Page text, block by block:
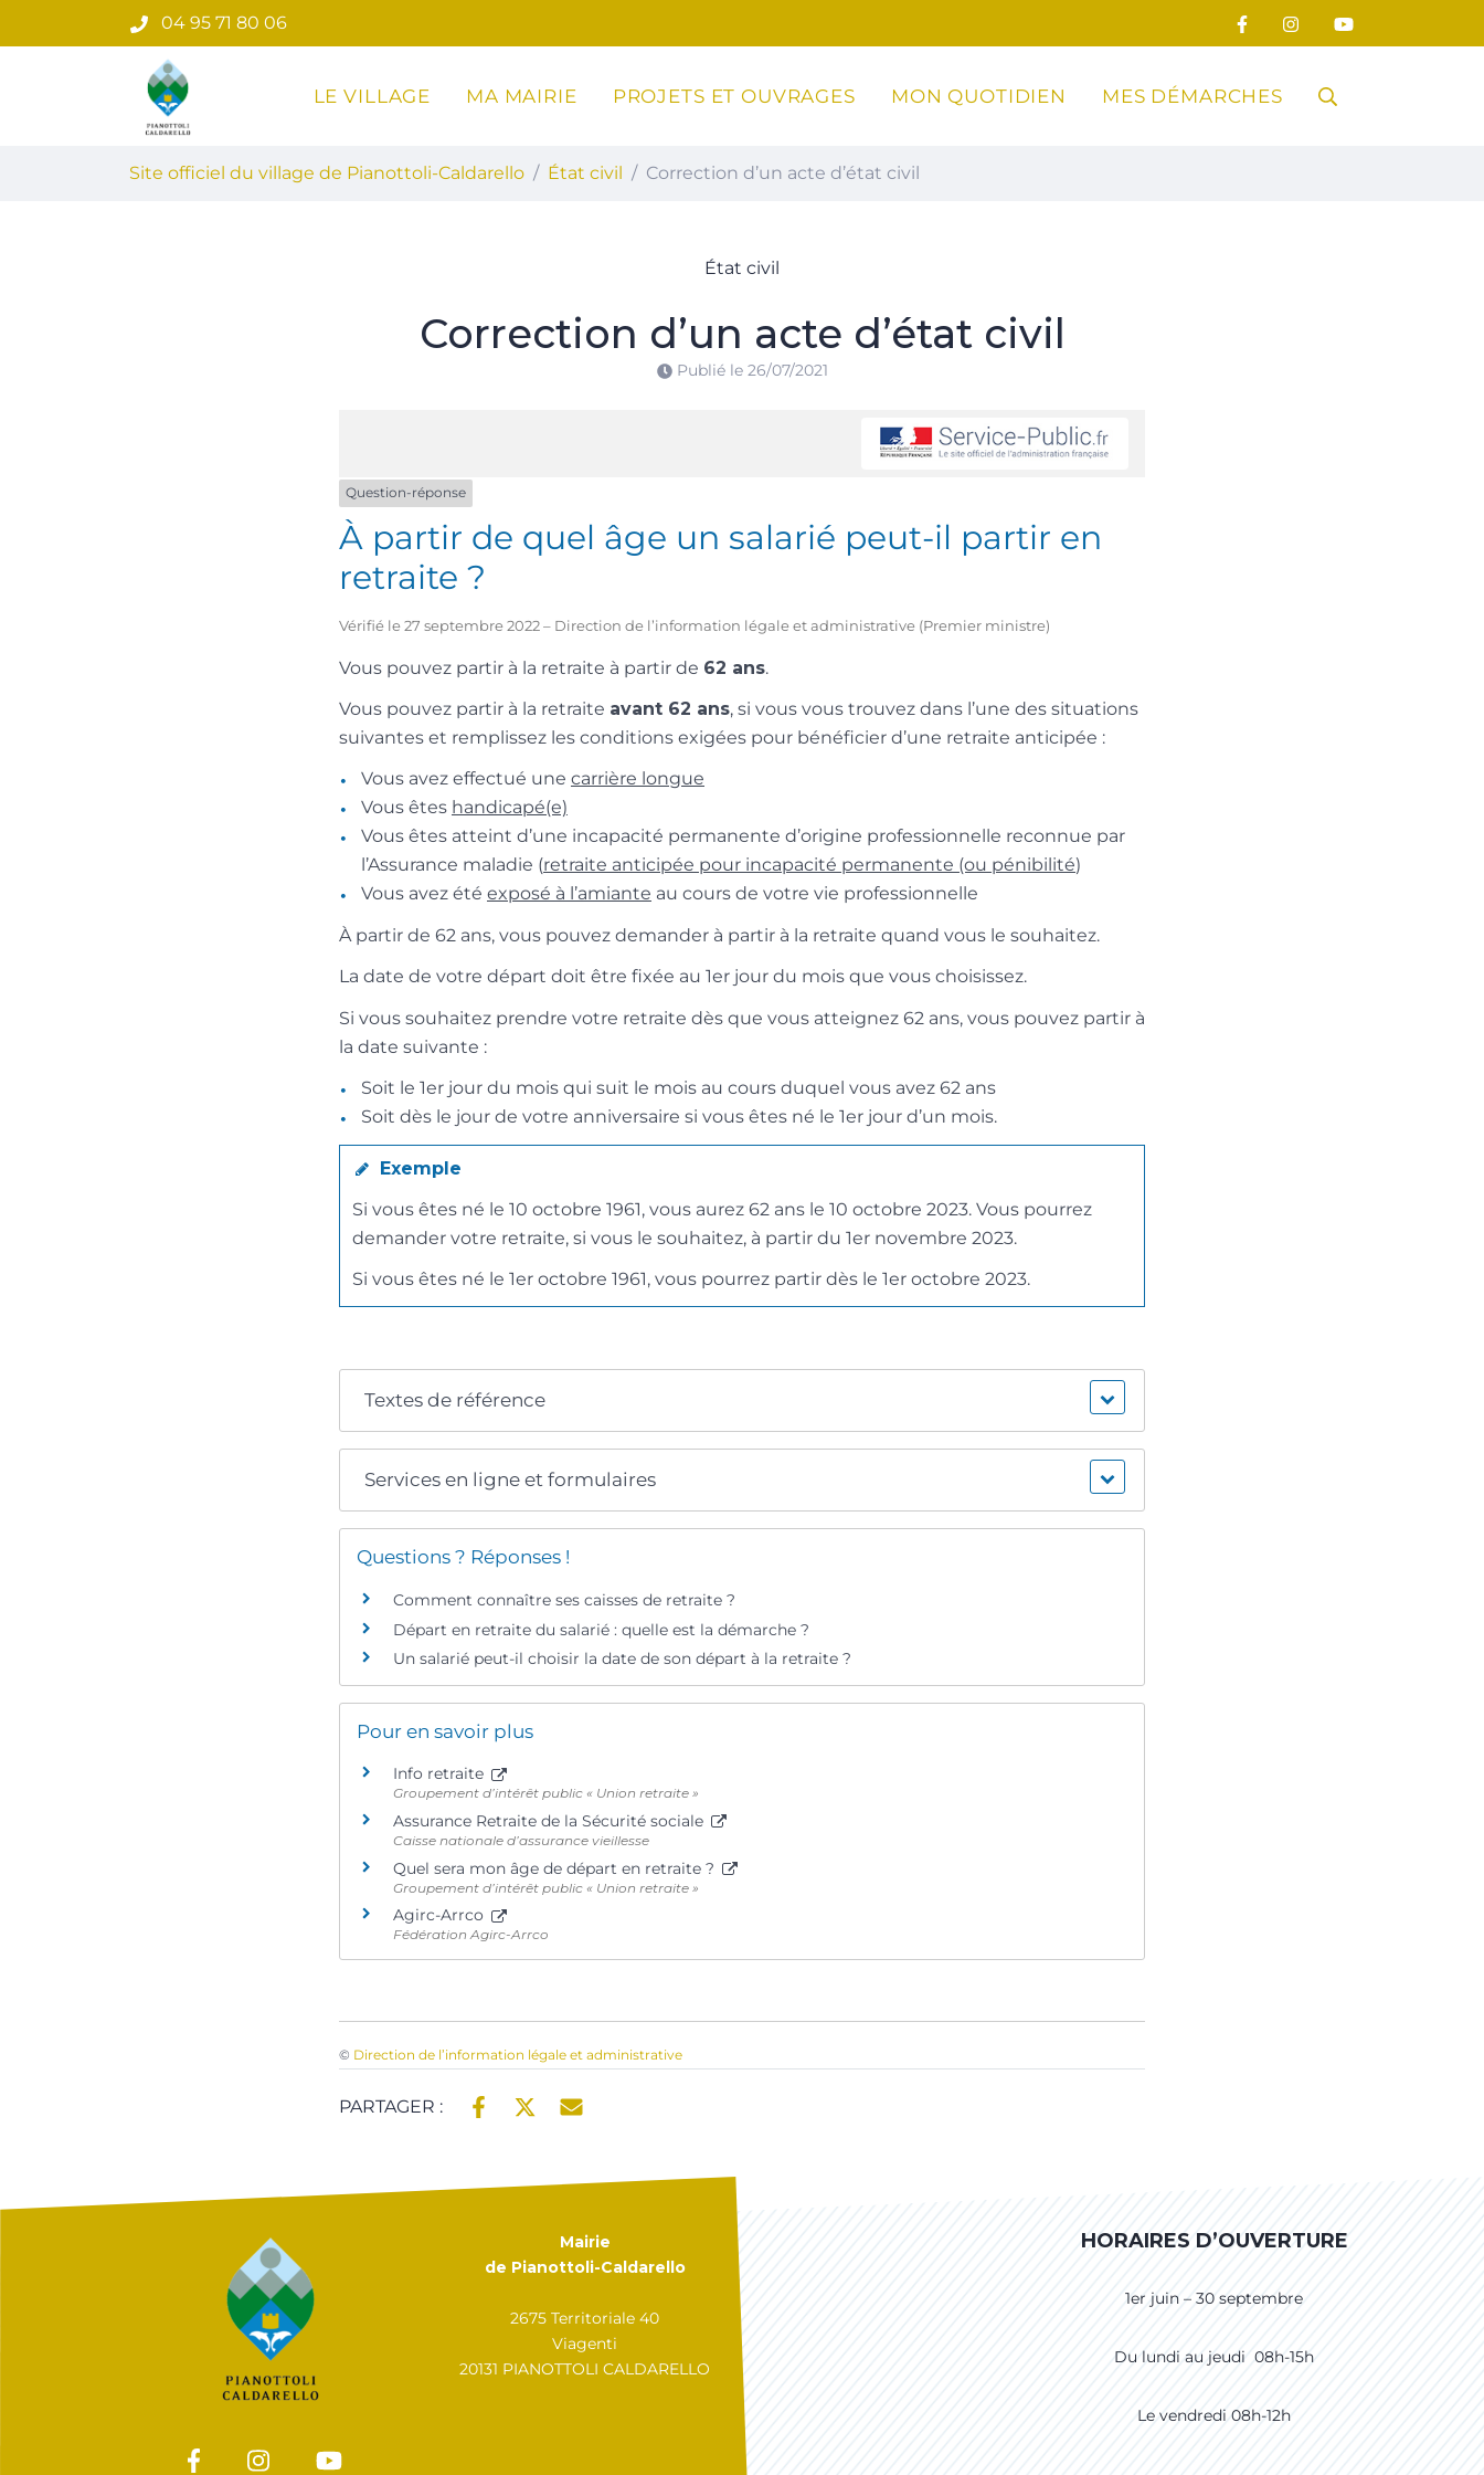
au
04 95 71 80 06
Site officiel du village de Pianottoli-Caldarello
LE VILLAGE MA MAIRIE PROJETS ET OUVRAGES MON QUOTIDIEN MES DÉMARCHES RECHERCHE
Site officiel du village de Pianottoli-Caldarello État civil Correction d’un acte d’état civil
État civil
Correction d’un acte d’état civil
Publié le 26/07/2021
Question-réponse
À partir de quel âge un salarié peut-il partir en
retraite ?
Vérifié le 27 septembre 2022 – Direction de l’information légale et administrative (Premier ministre)
Vous pouvez partir à la retraite à partir de 62 ans.
Vous pouvez partir à la retraite avant 62 ans, si vous vous trouvez dans l’une des situations
suivantes et remplissez les conditions exigées pour bénéficier d’une retraite anticipée :
Vous avez effectué une carrière longue
Vous êtes handicapé(e)
Vous êtes atteint d’une incapacité permanente d’origine professionnelle reconnue par
l’Assurance maladie (retraite anticipée pour incapacité permanente (ou pénibilité)
Vous avez été exposé à l’amiante au cours de votre vie professionnelle
À partir de 62 ans, vous pouvez demander à partir à la retraite quand vous le souhaitez.
La date de votre départ doit être fixée au 1er jour du mois que vous choisissez.
Si vous souhaitez prendre votre retraite dès que vous atteignez 62 ans, vous pouvez partir à
la date suivante :
Soit le 1er jour du mois qui suit le mois au cours duquel vous avez 62 ans
Soit dès le jour de votre anniversaire si vous êtes né le 1er jour d’un mois.
Exemple
Si vous êtes né le 10 octobre 1961, vous aurez 62 ans le 10 octobre 2023. Vous pourrez
demander votre retraite, si vous le souhaitez, à partir du 1er novembre 2023.
Si vous êtes né le 1er octobre 1961, vous pourrez partir dès le 1er octobre 2023.
Textes de référence
Services en ligne et formulaires
Questions ? Réponses !
Comment connaître ses caisses de retraite ?
Départ en retraite du salarié : quelle est la démarche ?
Un salarié peut-il choisir la date de son départ à la retraite ?
Pour en savoir plus
Info retraite
Groupement d’intérêt public « Union retraite »
Assurance Retraite de la Sécurité sociale
Caisse nationale d’assurance vieillesse
Quel sera mon âge de départ en retraite ?
Groupement d’intérêt public « Union retraite »
Agirc-Arrco
Fédération Agirc-Arrco
© Direction de l’information légale et administrative
PARTAGER :
Mairie
de Pianottoli-Caldarello
2675 Territoriale 40
Viagenti
20131 PIANOTTOLI CALDARELLO
HORAIRES D’OUVERTURE
1er juin – 30 septembre
Du lundi au jeudi 08h-15h
Le vendredi 08h-12h